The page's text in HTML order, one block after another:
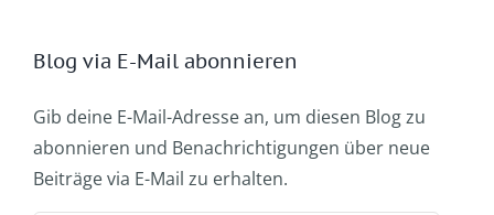
Blog via E-Mail abonnieren
Gib deine E-Mail-Adresse an, um diesen Blog zu
abonnieren und Benachrichtigungen über neue
Beiträge via E-Mail zu erhalten.